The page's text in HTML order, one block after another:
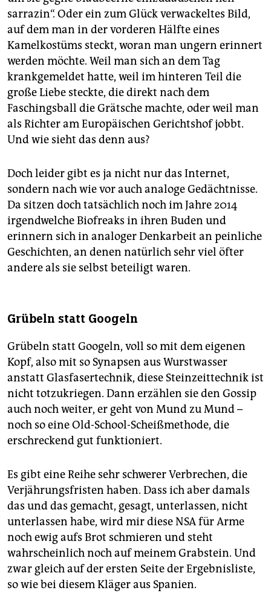
sarrazin“. Oder ein zum Glück verwackeltes Bild,
auf dem man in der vorderen Hälfte eines
Kamelkostüms steckt, woran man ungern erinnert
werden möchte. Weil man sich an dem Tag
krankgemeldet hatte, weil im hinteren Teil die
große Liebe steckte, die direkt nach dem
Faschingsball die Grätsche machte, oder weil man
als Richter am Europäischen Gerichtshof jobbt.
Und wie sieht das denn aus?
Doch leider gibt es ja nicht nur das Internet,
sondern nach wie vor auch analoge Gedächtnisse.
Da sitzen doch tatsächlich noch im Jahre 2014
irgendwelche Biofreaks in ihren Buden und
erinnern sich in analoger Denkarbeit an peinliche
Geschichten, an denen natürlich sehr viel öfter
andere als sie selbst beteiligt waren.
Grübeln statt Googeln
Grübeln statt Googeln, voll so mit dem eigenen
Kopf, also mit so Synapsen aus Wurstwasser
anstatt Glasfasertechnik, diese Steinzeittechnik ist
nicht totzukriegen. Dann erzählen sie den Gossip
auch noch weiter, er geht von Mund zu Mund –
noch so eine Old-School-Scheißmethode, die
erschreckend gut funktioniert.
Es gibt eine Reihe sehr schwerer Verbrechen, die
Verjährungsfristen haben. Dass ich aber damals
das und das gemacht, gesagt, unterlassen, nicht
unterlassen habe, wird mir diese NSA für Arme
noch ewig aufs Brot schmieren und steht
wahrscheinlich noch auf meinem Grabstein. Und
zwar gleich auf der ersten Seite der Ergebnisliste,
so wie bei diesem Kläger aus Spanien.